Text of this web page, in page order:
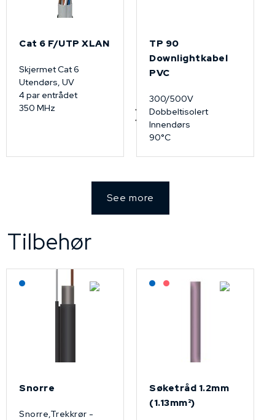
Cat 6 F/UTP XLAN
Skjermet Cat 6
Utendørs, UV
4 par entrådet
350 MHz
TP 90
Downlightkabel
PVC
300/500V
Dobbeltisolert
Innendørs
90°C
See more
Tilbehør
Lagerført: NEK Kabel
Snorre
Snorre,Trekkrør -
Lagerført: NEK Kabel
På forespørsel
Søketråd 1.2mm
(1.13mm²)